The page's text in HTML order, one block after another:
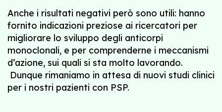
Anche i risultati negativi però sono utili: hanno
fornito indicazioni preziose ai ricercatori per
migliorare lo sviluppo degli anticorpi
monoclonali, e per comprenderne i meccanismi
d’azione, sui quali si sta molto lavorando.
Dunque rimaniamo in attesa di nuovi studi clinici
per i nostri pazienti con PSP.